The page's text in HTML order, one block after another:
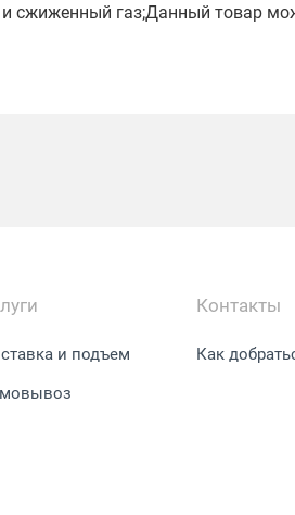
сжиженный газ;Данный товар
и подъем
Контакты
Как